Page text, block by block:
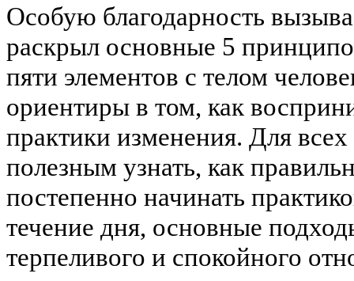
Особую благодарность
раскрыл основные 5
пяти элементов с телом
ориентиры в том, как
практики изменения. Для
полезным узнать, как
постепенно начинать
течение дня, основные
терпеливого и спокойного